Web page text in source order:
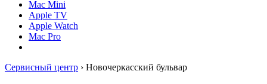
Mac Mini
Apple TV
Apple Watch
Mac Pro
Сервисный центр › Новочеркасский бульвар